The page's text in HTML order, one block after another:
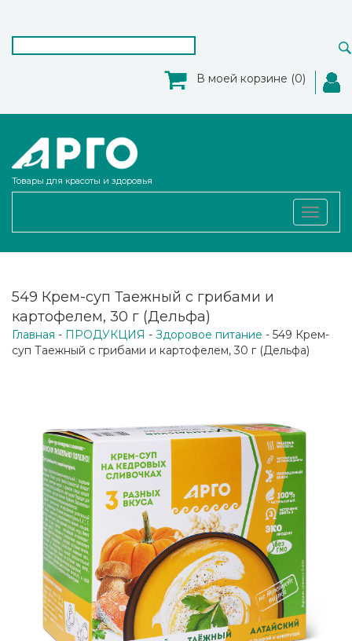
В моей корзине (0)
Товары для красоты и здоровья
Toggle
549 Крем-суп Таежный с грибами и
картофелем, 30 г (Дельфа)
Главная - ПРОДУКЦИЯ - Здоровое питание - 549 Крем-
суп Таежный с грибами и картофелем, 30 г (Дельфа)